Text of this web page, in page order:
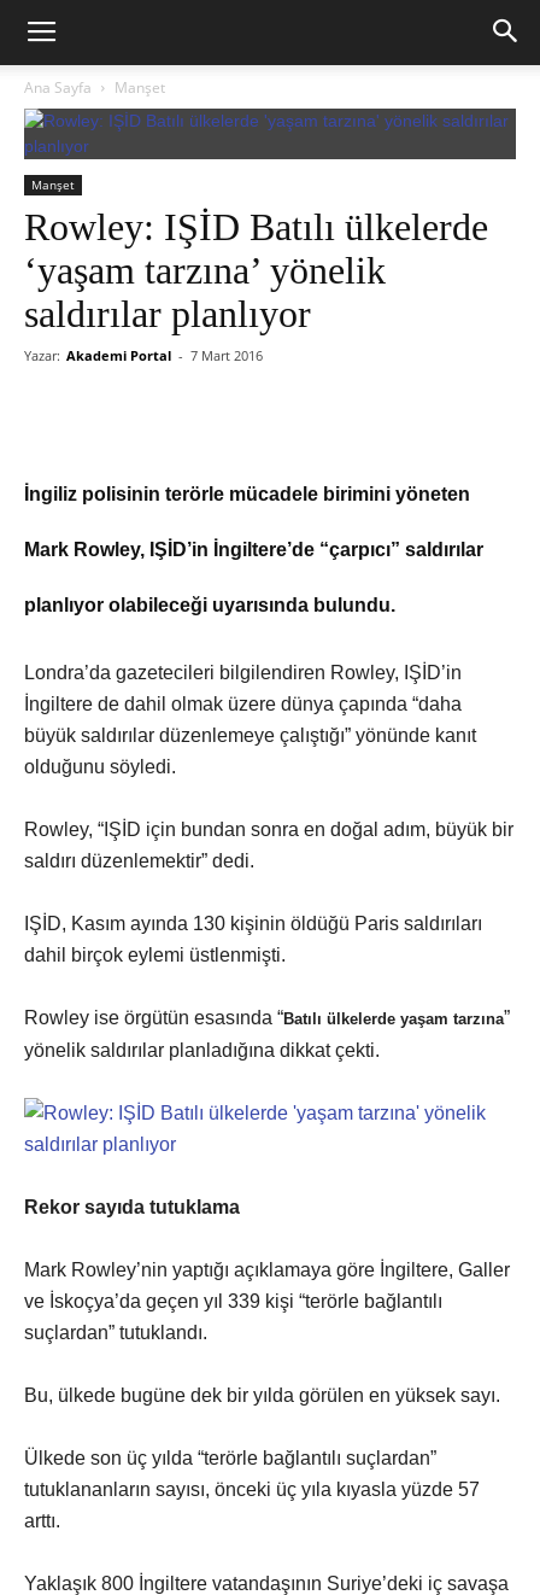
Ana Sayfa Manşet
Manşet
Rowley: IŞİD Batılı ülkelerde
‘yaşam tarzına’ yönelik
saldırılar planlıyor
Yazar: Akademi Portal - 7 Mart 2016
İngiliz polisinin terörle mücadele birimini yöneten
Mark Rowley, IŞİD’in İngiltere’de “çarpıcı” saldırılar
planlıyor olabileceği uyarısında bulundu.
Londra’da gazetecileri bilgilendiren Rowley, IŞİD’in
İngiltere de dahil olmak üzere dünya çapında “daha
büyük saldırılar düzenlemeye çalıştığı” yönünde kanıt
olduğunu söyledi.
Rowley, “IŞİD için bundan sonra en doğal adım, büyük bir
saldırı düzenlemektir” dedi.
IŞİD, Kasım ayında 130 kişinin öldüğü Paris saldırıları
dahil birçok eylemi üstlenmişti.
Rowley ise örgütün esasında “Batılı ülkelerde yaşam tarzına”
yönelik saldırılar planladığına dikkat çekti.
Rekor sayıda tutuklama
Mark Rowley’nin yaptığı açıklamaya göre İngiltere, Galler
ve İskoçya’da geçen yıl 339 kişi “terörle bağlantılı
suçlardan” tutuklandı.
Bu, ülkede bugüne dek bir yılda görülen en yüksek sayı.
Ülkede son üç yılda “terörle bağlantılı suçlardan”
tutuklananların sayısı, önceki üç yıla kıyasla yüzde 57
arttı.
Yaklaşık 800 İngiltere vatandaşının Suriye’deki iç savaşa